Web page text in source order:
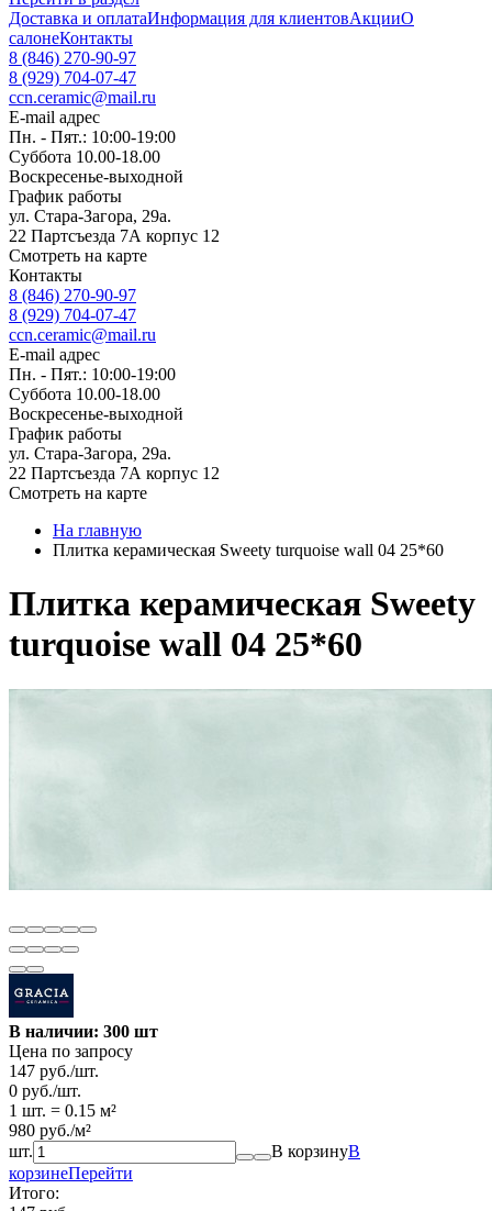
Доставка и оплатаИнформация для клиентовАкцииО
салонеКонтакты
8 (846) 270-90-97
8 (929) 704-07-47
ccn.ceramic@mail.ru
E-mail адрес
Пн. - Пят.: 10:00-19:00
Суббота 10.00-18.00
Воскресенье-выходной
График работы
ул. Стара-Загора, 29а.
22 Партсъезда 7А корпус 12
Смотреть на карте
Контакты
8 (846) 270-90-97
8 (929) 704-07-47
ccn.ceramic@mail.ru
E-mail адрес
Пн. - Пят.: 10:00-19:00
Суббота 10.00-18.00
Воскресенье-выходной
График работы
ул. Стара-Загора, 29а.
22 Партсъезда 7А корпус 12
Смотреть на карте
На главную
Плитка керамическая Sweety turquoise wall 04 25*60
Плитка керамическая Sweety
turquoise wall 04 25*60
В наличии: 300 шт
Цена по запросу
147 руб./шт.
0 руб./шт.
1 шт. = 0.15 м²
980 руб./м²
шт.
В корзинуВ
корзинеПерейти
Итого: